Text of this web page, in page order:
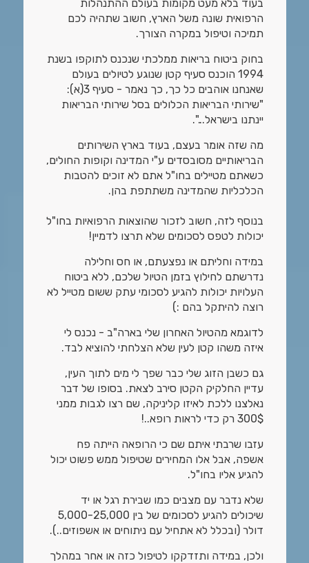
בעוד בלא מעט מקומות בעולם ההתנהלות
הרפואית שונה משל הארץ, חשוב שתהיה לכם
תמיכה וטיפול במקרה הצורך.
בחוק ביטוח בריאות ממלכתי שנכנס לתוקפו בשנת
1994 הוכנס סעיף קטן שנוגע לטיולים בעולם
שאנחנו אוהבים כל כך, כך נאמר - סעיף 3(א):
"שירותי הבריאות הכלולים בסל שירותי הבריאות
יינתנו בישראל...".
מה שזה אומר בעצם, בעוד בארץ השירותים
הבריאותיים מסובסדים ע"י המדינה וקופות החולים,
כשאתם מטיילים בחו"ל אתם לא זוכים להטבות
הכלכליות שהמדינה משתתפת בהן.
בנוסף לזה, חשוב לזכור שהוצאות הרפואיות בחו"ל
יכולות לטפס לסכומים שלא תרצו לדמיין!
במידה וחליתם או נפצעתם, או חס וחלילה
נדרשתם לחילוץ בזמן הטיול שלכם, ללא ביטוח
העלויות יכולות להגיע לסכומי עתק ששום מטייל לא
רוצה להיתקל בהם :)
לדוגמא מהטיול האחרון שלי בארה"ב - נכנס לי
איזה משהו קטן לעין שלא הצלחתי להוציא לבד.
גם כשבן הזוג שלי כבר שפך לי מים לתוך העין,
עדיין החלקיק הקטן סירב לצאת. בסופו של דבר
נאלצנו ללכת לאיזו קליניקה, שם רצו לגבות ממני
300$ רק כדי לראות רופא..!
עזבו שרבתי איתם שם כי הרופאה הייתה פח
אשפה, אבל אלו המחירים שטיפול ממש פשוט יכול
להגיע אליו בחו"ל.
שלא נדבר עם מצבים כמו שבירת רגל או יד
שיכולים להגיע לסכומים של בין 5,000-25,000
דולר (ובכלל לא אתחיל עם ניתוחים או אשפוזים..).
ולכן, במידה ותזדקקו לטיפול כזה או אחר במהלך